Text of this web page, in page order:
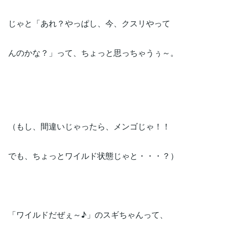
じゃと「あれ？やっぱし、今、クスリやって
んのかな？」って、ちょっと思っちゃうぅ～。
（もし、間違いじゃったら、メンゴじゃ！！
でも、ちょっとワイルド状態じゃと・・・？）
「ワイルドだぜぇ～♪」のスギちゃんって、